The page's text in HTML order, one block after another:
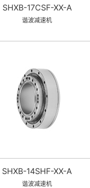
SHXB-17CSF-XX-A
谐波减速机
SHXB-14SHF-XX-A
谐波减速机